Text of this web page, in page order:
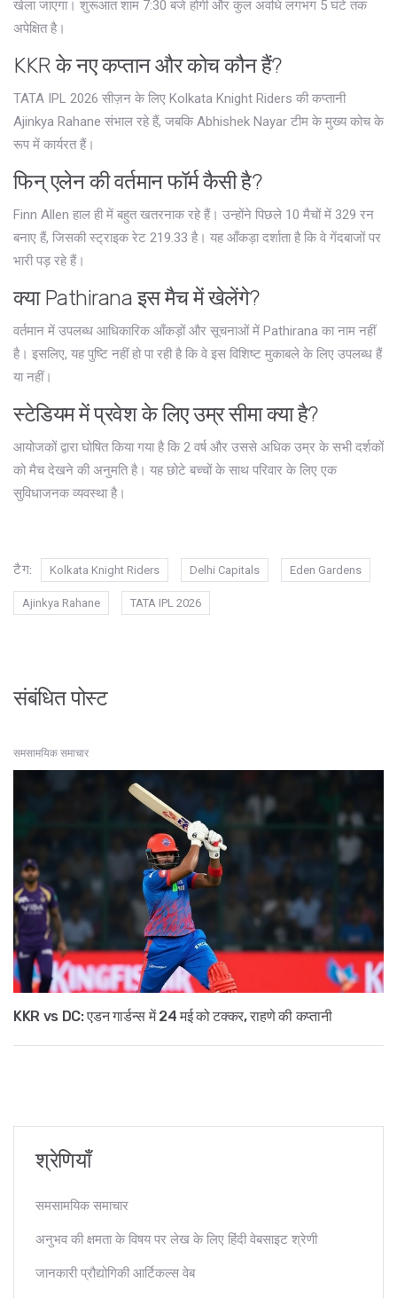
खेला जाएगा। शुरूआत शाम 7:30 बजे होगी और कुल अवधि लगभग 5 घंटे तक
अपेक्षित है।
KKR के नए कप्तान और कोच कौन हैं?
TATA IPL 2026 सीज़न के लिए Kolkata Knight Riders की कप्तानी
Ajinkya Rahane संभाल रहे हैं, जबकि Abhishek Nayar टीम के मुख्य कोच के
रूप में कार्यरत हैं।
फिन् एलेन की वर्तमान फॉर्म कैसी है?
Finn Allen हाल ही में बहुत खतरनाक रहे हैं। उन्होंने पिछले 10 मैचों में 329 रन
बनाए हैं, जिसकी स्ट्राइक रेट 219.33 है। यह आँकड़ा दर्शाता है कि वे गेंदबाजों पर
भारी पड़ रहे हैं।
क्या Pathirana इस मैच में खेलेंगे?
वर्तमान में उपलब्ध आधिकारिक आँकड़ों और सूचनाओं में Pathirana का नाम नहीं
है। इसलिए, यह पुष्टि नहीं हो पा रही है कि वे इस विशिष्ट मुकाबले के लिए उपलब्ध हैं
या नहीं।
स्टेडियम में प्रवेश के लिए उम्र सीमा क्या है?
आयोजकों द्वारा घोषित किया गया है कि 2 वर्ष और उससे अधिक उम्र के सभी दर्शकों
को मैच देखने की अनुमति है। यह छोटे बच्चों के साथ परिवार के लिए एक
सुविधाजनक व्यवस्था है।
टैग: Kolkata Knight Riders Delhi Capitals Eden Gardens
Ajinkya Rahane TATA IPL 2026
संबंधित पोस्ट
समसामयिक समाचार
KKR vs DC: एडन गार्डन्स में 24 मई को टक्कर, राहणे की कप्तानी
श्रेणियाँ
समसामयिक समाचार
अनुभव की क्षमता के विषय पर लेख के लिए हिंदी वेबसाइट श्रेणी
जानकारी प्रौद्योगिकी आर्टिकल्स वेब